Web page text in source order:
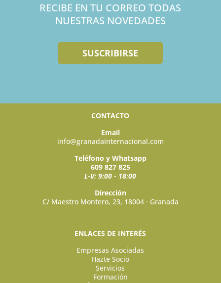
RECIBE EN TU CORREO TODAS
NUESTRAS NOVEDADES
SUSCRIBIRSE
CONTACTO
Email
info@granadainternacional.com
Teléfono y Whatsapp
609 827 825
L-V: 9:00 - 18:00
Dirección
C/ Maestro Montero, 23, 18004 · Granada
ENLACES DE INTERÉS
Empresas Asociadas
Hazte Socio
Servicios
Formación